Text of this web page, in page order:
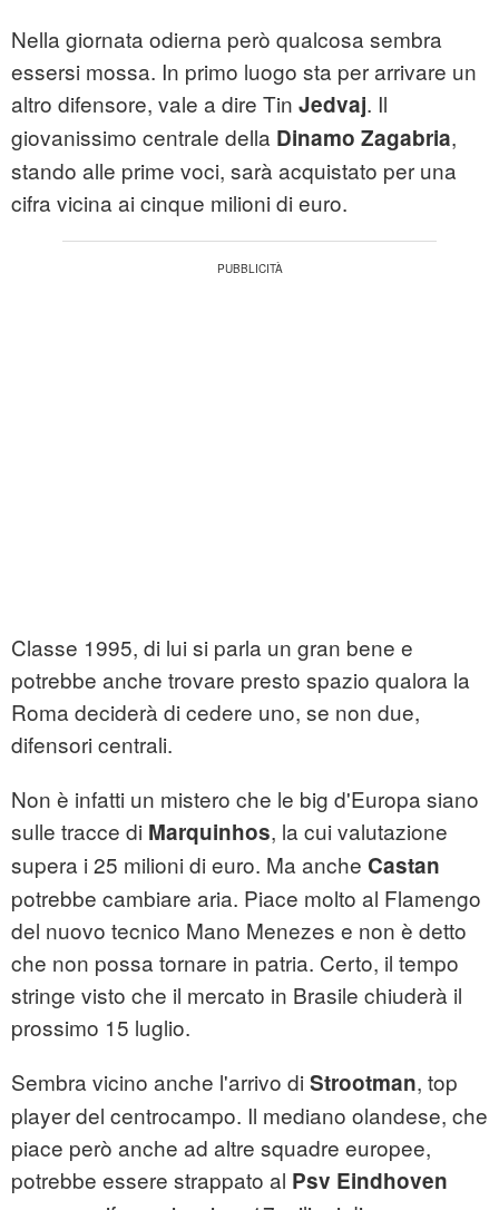
Nella giornata odierna però qualcosa sembra
essersi mossa. In primo luogo sta per arrivare un
altro difensore, vale a dire Tin Jedvaj. Il
giovanissimo centrale della Dinamo Zagabria,
stando alle prime voci, sarà acquistato per una
cifra vicina ai cinque milioni di euro.
Classe 1995, di lui si parla un gran bene e
potrebbe anche trovare presto spazio qualora la
Roma deciderà di cedere uno, se non due,
difensori centrali.
Non è infatti un mistero che le big d'Europa siano
sulle tracce di Marquinhos, la cui valutazione
supera i 25 milioni di euro. Ma anche Castan
potrebbe cambiare aria. Piace molto al Flamengo
del nuovo tecnico Mano Menezes e non è detto
che non possa tornare in patria. Certo, il tempo
stringe visto che il mercato in Brasile chiuderà il
prossimo 15 luglio.
Sembra vicino anche l'arrivo di Strootman, top
player del centrocampo. Il mediano olandese, che
piace però anche ad altre squadre europee,
potrebbe essere strappato al Psv Eindhoven